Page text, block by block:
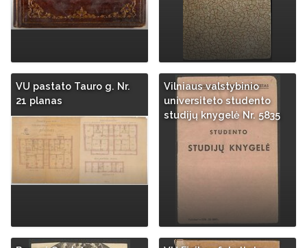
VU pastato Tauro g. Nr.
21 planas
Vilniaus valstybinio
universiteto studento
studijų knygelė Nr. 5835